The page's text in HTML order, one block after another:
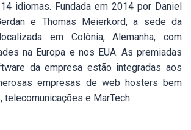
idiomas. Fundada em 2014 por Daniel
e Thomas Meierkord, a sede da
em Colônia, Alemanha, com
na Europa e nos EUA. As premiadas
da empresa estão integradas aos
empresas de web hosters bem
telecomunicações e MarTech.